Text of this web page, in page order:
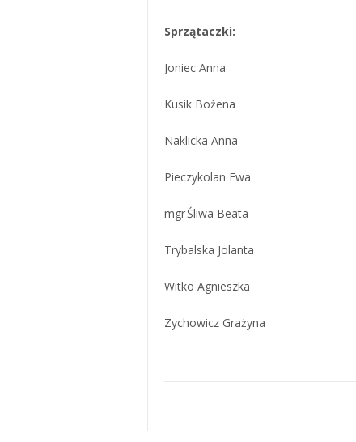
Sprzątaczki:
Joniec Anna
Kusik Bożena
Naklicka Anna
Pieczykolan Ewa
mgr Śliwa Beata
Trybalska Jolanta
Witko Agnieszka
Zychowicz Grażyna